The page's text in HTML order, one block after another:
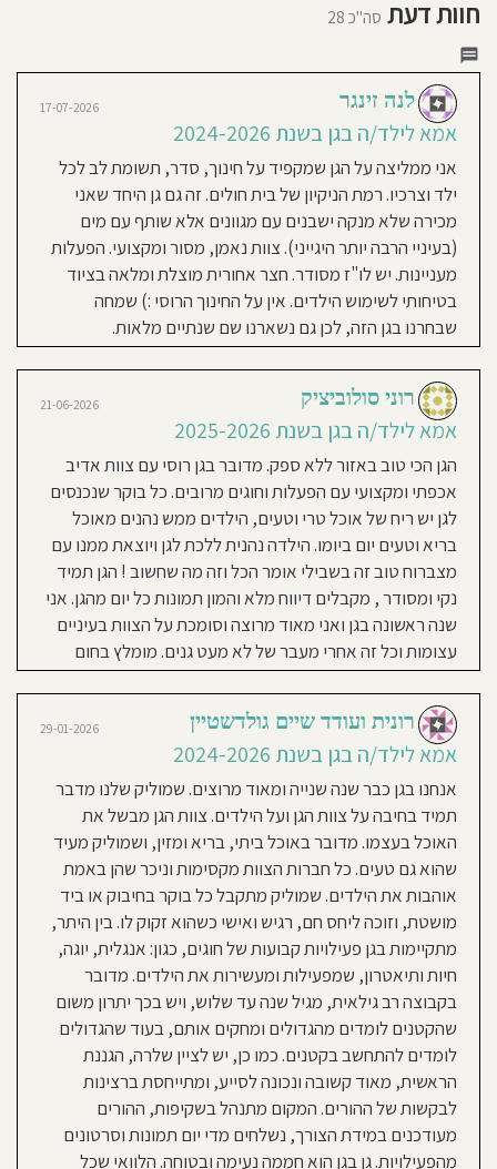
מאמין:
צוות
"גן
בגן"
שם
לנגד
עיניו
השפעת
הסביבה
הילד
ואישיותו.
פועל
ביטחון
ותחושת
עצמי,
הסביבה
החינוכית
ומותאמת
לצרכי
הילדים
ויכולותיהם.
פעילות
מתוכננת
מחשבה
חופש
בחירה
ועידוד
הילד
לעצמאות:
ליצור,
לבנות,
להסתקרן,
לחקור,
לנסות
ולהתפתח.
שמות
והקשבה
נאותה
לילדים
ולהורים,
מרחב
מאפשר
ותורם
להתפתחות
ויצירת
אינטראקציות
קבוצת
השווים
מנת
לעודד
חיקוי
והתנסות.
לשוני
עברית
ורוסית
חוות דעת סה"כ 28
17-07-2026 לנה זינגר
אמא לילד/ה בגן בשנת 2024-2026
אני ממליצה על הגן שמקפיד על חינוך, סדר, תשומת לב לכל
ילד וצרכיו. רמת הניקיון של בית חולים. זה גם גן היחד שאני
מכירה שלא מנקה ישבנים עם מגוונים אלא שותף עם מים
(בעיניי הרבה יותר היגייני). צוות נאמן, מסור ומקצועי. הפעלות
מעניינות. יש לו"ז מסודר. חצר אחורית מוצלת ומלאה בציוד
בטיחותי לשימוש הילדים. אין על החינוך הרוסי :) שמחה
שבחרנו בגן הזה, לכן גם נשארנו שם שנתיים מלאות.
21-06-2026 רוני סולוביציק
אמא לילד/ה בגן בשנת 2025-2026
הגן הכי טוב באזור ללא ספק. מדובר בגן רוסי עם צוות אדיב
אכפתי ומקצועי עם הפעלות וחוגים מרובים. כל בוקר שנכנסים
לגן יש ריח של אוכל טרי וטעים, הילדים ממש נהנים מאוכל
בריא וטעים יום ביומו. הילדה נהנית ללכת לגן ויוצאת ממנו עם
מצברוח טוב זה בשבילי אומר הכל וזה מה שחשוב ! הגן תמיד
נקי ומסודר , מקבלים דיווח מלא והמון תמונות כל יום מהגן. אני
שנה ראשונה בגן ואני מאוד מרוצה וסומכת על הצוות בעיניים
עצומות וכל זה אחרי מעבר של לא מעט גנים. מומלץ בחום
29-01-2026 רונית ועודד שיים גולדשטיין
אמא לילד/ה בגן בשנת 2024-2026
אנחנו בגן כבר שנה שנייה ומאוד מרוצים. שמוליק שלנו מדבר
תמיד בחיבה על צוות הגן ועל הילדים. צוות הגן מבשל את
האוכל בעצמו. מדובר באוכל ביתי, בריא ומזין, ושמוליק מעיד
שהוא גם טעים. כל חברות הצוות מקסימות וניכר שהן באמת
אוהבות את הילדים. שמוליק מתקבל כל בוקר בחיבוק או ביד
מושטת, וזוכה ליחס חם, רגיש ואישי כשהוא זקוק לו. בין היתר,
מתקיימות בגן פעילויות קבועות של חוגים, כגון: אנגלית, יוגה,
חיות ותיאטרון, שמפעילות ומעשירות את הילדים. מדובר
בקבוצה רב גילאית, מגיל שנה עד שלוש, ויש בכך יתרון משום
שהקטנים לומדים מהגדולים ומחקים אותם, בעוד שהגדולים
לומדים להתחשב בקטנים. כמו כן, יש לציין שלרה, הגננת
הראשית, מאוד קשובה ונכונה לסייע, ומתייחסת ברצינות
לבקשות של ההורים. המקום מתנהל בשקיפות, ההורים
מעודכנים במידת הצורך, נשלחים מדי יום תמונות וסרטונים
מהפעילויות. גן בגן הוא חממה נעימה ובטוחה. הלוואי שכל
אמא לילד/ה בגן בשנת 2025-
ממליצה בחום. חוגיים מעולים , גננות
נעימות וחמות. הבן שלי נכנס כל יום ילד
ראשון לגן עם חיוך ענק ישר כמו לבית
שלנו, הרגשה הכי טובה.
שושן
אמא לילד/ה בגן בשנת 2025-
2026
אוהב, סבלני וקשוב לילדים, ורואים
שהילדים באמת נהנים שם.
18-01-2026 Anna
אמא לילד/ה בגן בשנת 2025-
2026
מה שאני אוהבת: * **הצוות**: כולם
נעימים ומקדישים הרבה זמן לילדים.
המחנכות לא מתחלפות לעיתים קרובות.
עם הילדים. שרים שירים, מספרים
סיפורים, מלמדים צבעים, חלקי גוף,
פירות וירקות. נותנים לילדים לחתוך
פירות וירקות, מציירים, מפסלים,
עושים פעילות גופנית ורוקדים. *
**חוגים**: שלוש פעמים בשבוע
מתקיימים חוגים חיצוניים. השנה היו חוג
בעלי חיים, אנגלית וסיפורים. הכול
נראה מושקע ומוצלח. הילדים אוהבים
ומשתתפים באופן פעיל. * **שקיפות**:
כל יום שולחים תמונות, אפשר להגיע
בכל רגע. בעלת הגן וכל הצוות תמיד
זמינים לשיחה ומוכנים לענות על
שאלות. * **תזונה**: אוכל טרי ובריא
מבושל בגן עצמו והילדים אוהבים אותו.
התפריט מאוזן — בלי ממתקים ובלי
אינסוף סנדוויצ’ים ופיתות. *
**היגיינה**: הילדים תמיד נקיים